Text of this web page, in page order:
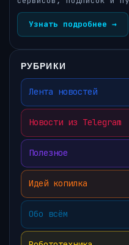
Узнать подробнее →
РУБРИКИ
Лента новостей
Новости из Telegram
Полезное
Идей копилка
Обо всём